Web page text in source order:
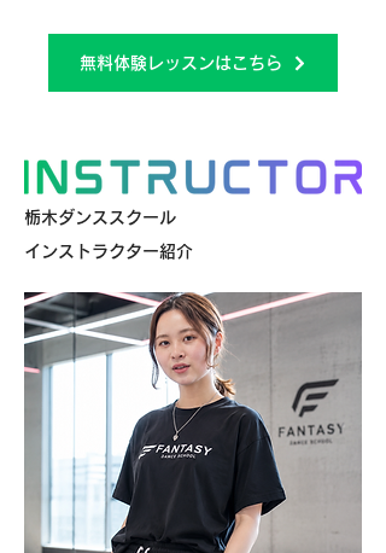
無料体験レッスンはこちら
栃木ダンススクール
インストラクター紹介